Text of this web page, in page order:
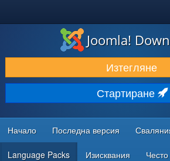
ИЗТЕГЛЯНЕ & РАЗШИРЯВАНЕ
ОТКРИВАЙТЕ & УЧЕТЕ
ОБЩНОСТ & ПОДДРЪЖКА
РЕСУРСИ ЗА РАЗРАБОТКА
Joomla!
Изтегляне
Стартиране
Начало Последна версия
Language Packs Изисквания